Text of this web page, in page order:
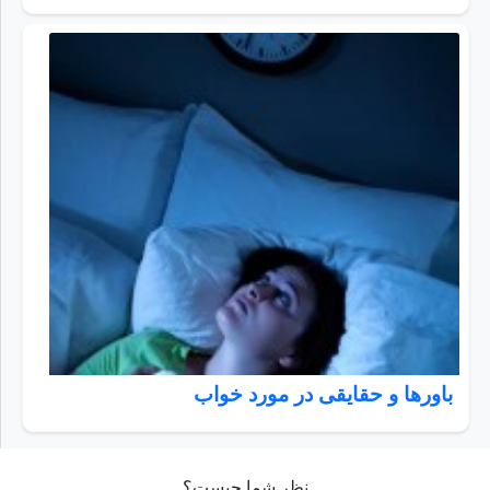
باورها و حقایقی در مورد خواب